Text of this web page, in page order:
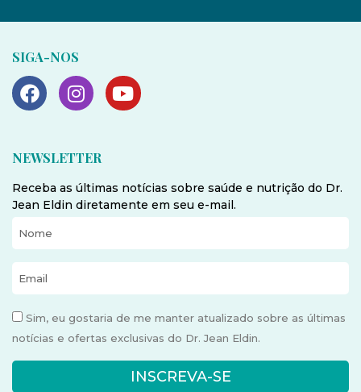
SIGA-NOS
NEWSLETTER
Receba as últimas notícias sobre saúde e nutrição do Dr.
Jean Eldin diretamente em seu e-mail.
Sim, eu gostaria de me manter atualizado sobre as últimas
notícias e ofertas exclusivas do Dr. Jean Eldin.
INSCREVA-SE